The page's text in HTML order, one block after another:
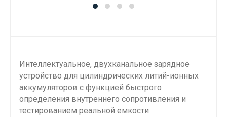
Интеллектуальное, двухканальное зарядное
устройство для цилиндрических литий-ионных
аккумуляторов с функцией быстрого
определения внутреннего сопротивления и
тестированием реальной емкости